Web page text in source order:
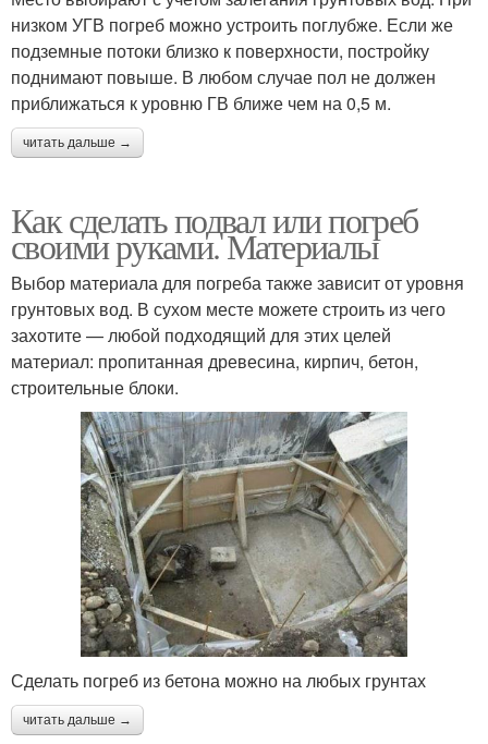
низком УГВ погреб можно устроить поглубже. Если же
подземные потоки близко к поверхности, постройку
поднимают повыше. В любом случае пол не должен
приближаться к уровню ГВ ближе чем на 0,5 м.
читать дальше →
Как сделать подвал или погреб
своими руками. Материалы
Выбор материала для погреба также зависит от уровня
грунтовых вод. В сухом месте можете строить из чего
захотите — любой подходящий для этих целей
материал: пропитанная древесина, кирпич, бетон,
строительные блоки.
Сделать погреб из бетона можно на любых грунтах
читать дальше →